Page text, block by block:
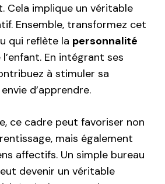
Cela implique un véritable
Ensemble, transformez cet
qui reflète la personnalité
l’enfant. En intégrant ses
à stimuler sa
d’apprendre.
ce cadre peut favoriser non
mais également
affectifs. Un simple bureau
devenir un véritable